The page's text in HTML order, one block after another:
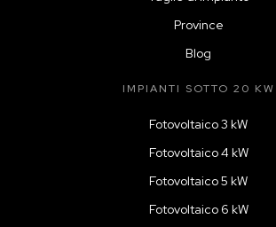
Province
Blog
IMPIANTI SOTTO 20 KW
Fotovoltaico 3 kW
Fotovoltaico 4 kW
Fotovoltaico 5 kW
Fotovoltaico 6 kW